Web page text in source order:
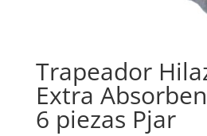
Trapeador
Extra
6 piezas Pjar